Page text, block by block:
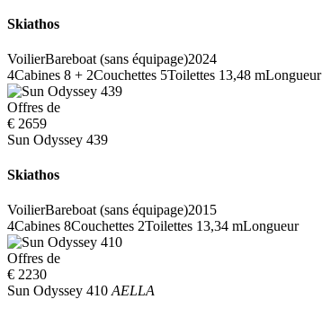
Skiathos
VoilierBareboat (sans équipage)2024
4Cabines 8 + 2Couchettes 5Toilettes 13,48 mLongueur
Offres de
€ 2659
Sun Odyssey 439
Skiathos
VoilierBareboat (sans équipage)2015
4Cabines 8Couchettes 2Toilettes 13,34 mLongueur
Offres de
€ 2230
Sun Odyssey 410AELLA